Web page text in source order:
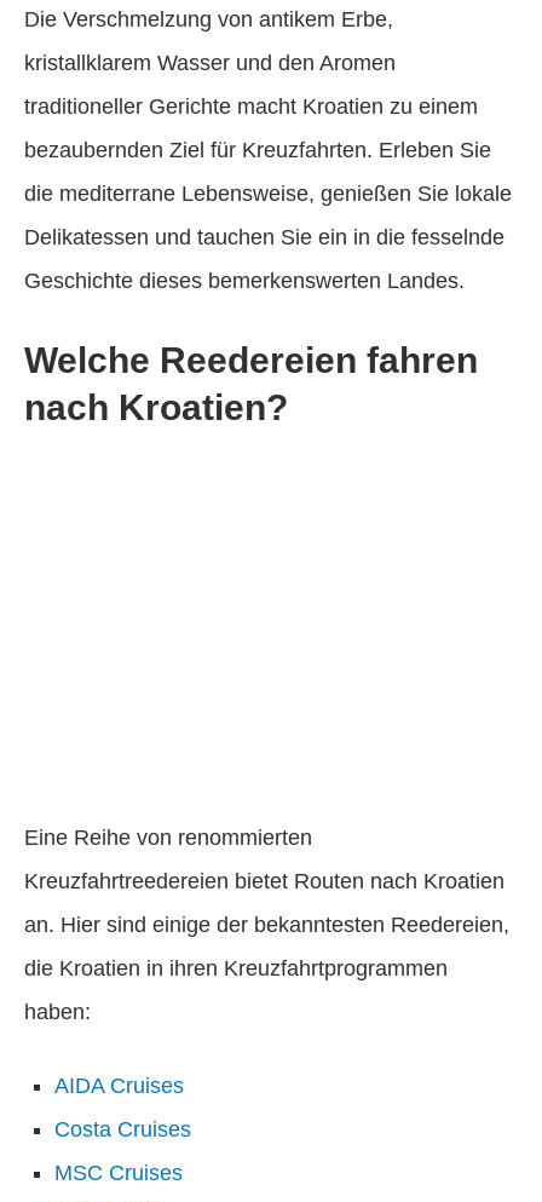
Die Verschmelzung von antikem Erbe,
kristallklarem Wasser und den Aromen
traditioneller Gerichte macht Kroatien zu einem
bezaubernden Ziel für Kreuzfahrten. Erleben Sie
die mediterrane Lebensweise, genießen Sie lokale
Delikatessen und tauchen Sie ein in die fesselnde
Geschichte dieses bemerkenswerten Landes.
Welche Reedereien fahren
nach Kroatien?
Eine Reihe von renommierten
Kreuzfahrtreedereien bietet Routen nach Kroatien
an. Hier sind einige der bekanntesten Reedereien,
die Kroatien in ihren Kreuzfahrtprogrammen
haben:
AIDA Cruises
Costa Cruises
MSC Cruises